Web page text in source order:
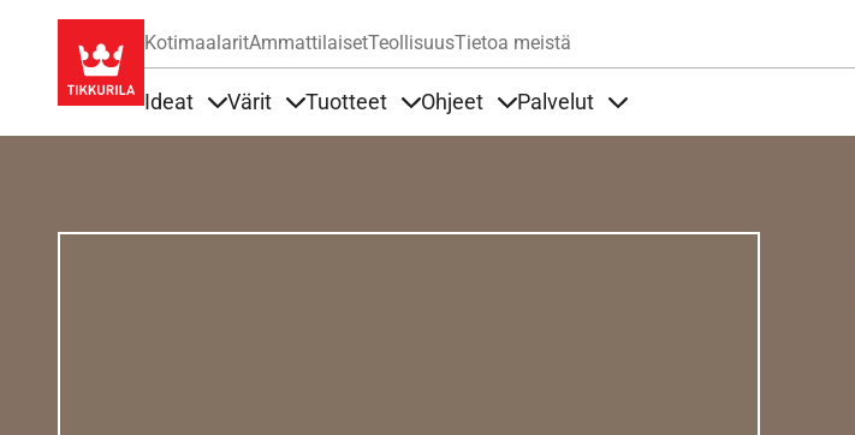
KotimaalaritAmmattilaisetTeollisuusTietoa meistä
Ideat Värit Tuotteet Ohjeet Palvelut